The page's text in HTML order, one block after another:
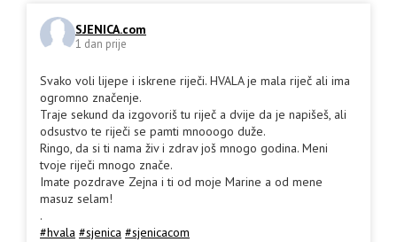
SJENICA.com
1 dan prije
Svako voli lijepe i iskrene riječi. HVALA je mala riječ ali ima
ogromno značenje.
Traje sekund da izgovoriš tu riječ a dvije da je napišeš, ali
odsustvo te riječi se pamti mnooogo duže.
Ringo, da si ti nama živ i zdrav još mnogo godina. Meni
tvoje riječi mnogo znače.
Imate pozdrave Zejna i ti od moje Marine a od mene
masuz selam!
.
#hvala #sjenica #sjenicacom